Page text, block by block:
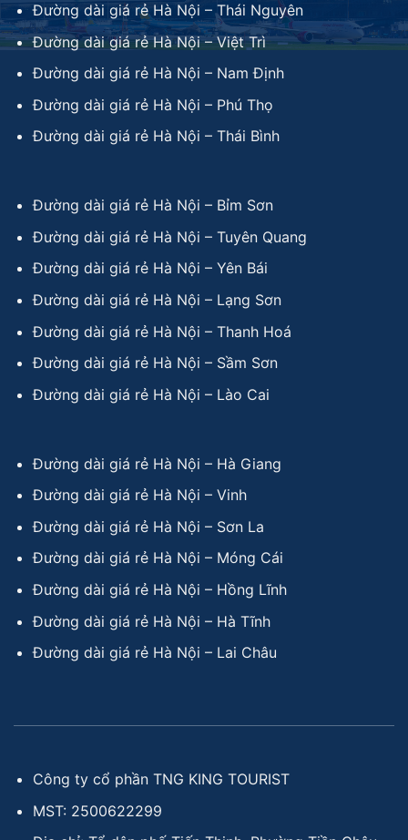
Đường dài giá rẻ Hà Nội – Thái Nguyên
Đường dài giá rẻ Hà Nội – Việt Trì
Đường dài giá rẻ Hà Nội – Nam Định
Đường dài giá rẻ Hà Nội – Phú Thọ
Đường dài giá rẻ Hà Nội – Thái Bình
Đường dài giá rẻ Hà Nội – Bỉm Sơn
Đường dài giá rẻ Hà Nội – Tuyên Quang
Đường dài giá rẻ Hà Nội – Yên Bái
Đường dài giá rẻ Hà Nội – Lạng Sơn
Đường dài giá rẻ Hà Nội – Thanh Hoá
Đường dài giá rẻ Hà Nội – Sầm Sơn
Đường dài giá rẻ Hà Nội – Lào Cai
Đường dài giá rẻ Hà Nội – Hà Giang
Đường dài giá rẻ Hà Nội – Vinh
Đường dài giá rẻ Hà Nội – Sơn La
Đường dài giá rẻ Hà Nội – Móng Cái
Đường dài giá rẻ Hà Nội – Hồng Lĩnh
Đường dài giá rẻ Hà Nội – Hà Tĩnh
Đường dài giá rẻ Hà Nội – Lai Châu
Công ty cổ phần TNG KING TOURIST
MST: 2500622299